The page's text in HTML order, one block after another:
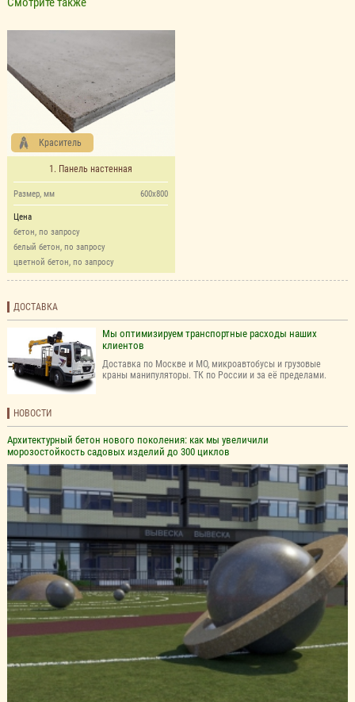
ДОСТАВКА
Мы оптимизируем транспортные расходы наших
клиентов
Доставка по Москве и МО, микроавтобусы и грузовые
краны манипуляторы. ТК по России и за её пределами.
НОВОСТИ
Архитектурный бетон нового поколения: как мы увеличили
морозостойкость садовых изделий до 300 циклов
Краситель
1. Панель настенная
600х800
Размер, мм
Цена
бетон, по запросу
белый бетон, по запросу
цветной бетон, по запросу